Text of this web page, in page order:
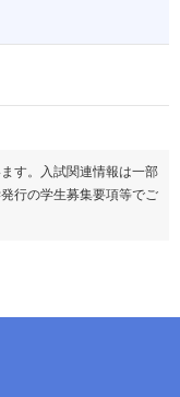
す。入試関連情報は一部
行の学生募集要項等でご